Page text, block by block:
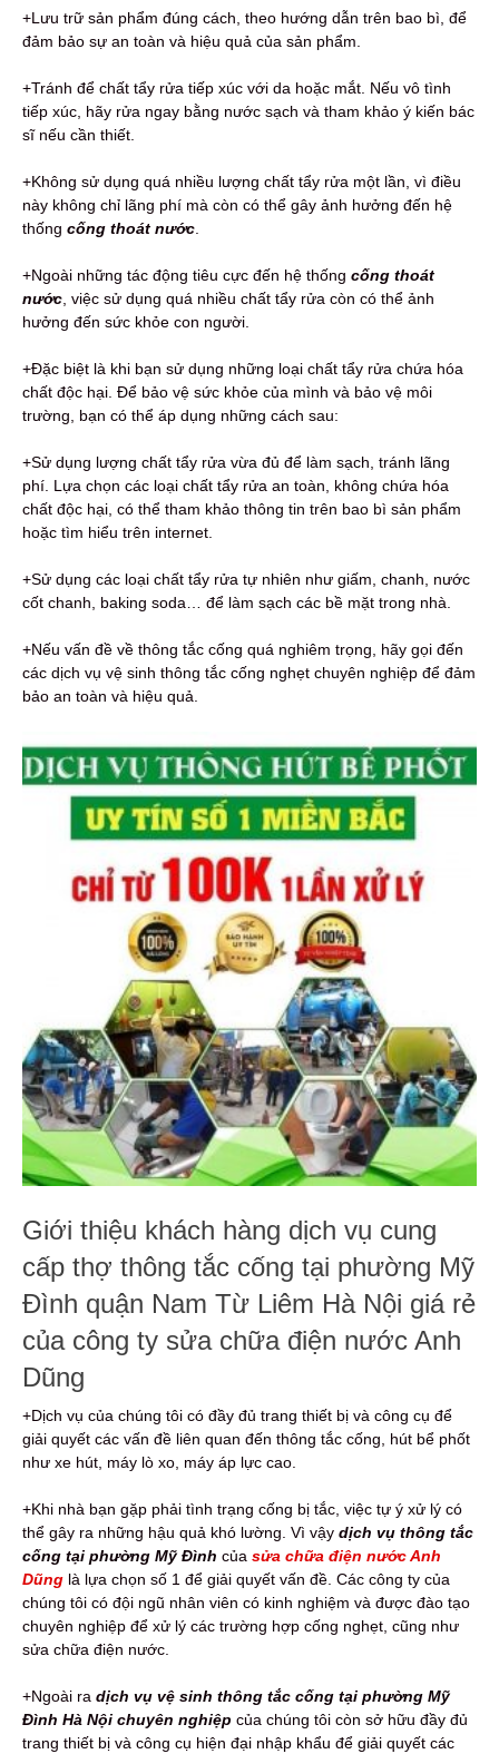
+Lưu trữ sản phẩm đúng cách, theo hướng dẫn trên bao bì, để
đảm bảo sự an toàn và hiệu quả của sản phẩm.
+Tránh để chất tẩy rửa tiếp xúc với da hoặc mắt. Nếu vô tình
tiếp xúc, hãy rửa ngay bằng nước sạch và tham khảo ý kiến bác
sĩ nếu cần thiết.
+Không sử dụng quá nhiều lượng chất tẩy rửa một lần, vì điều
này không chỉ lãng phí mà còn có thể gây ảnh hưởng đến hệ
thống cống thoát nước
+Ngoài những tác động tiêu cực đến hệ thống cống thoát
nước , việc sử dụng quá nhiều chất tẩy rửa còn có thể ảnh
hưởng đến sức khỏe con người.
+Đặc biệt là khi bạn sử dụng những loại chất tẩy rửa chứa hóa
chất độc hại. Để bảo vệ sức khỏe của mình và bảo vệ môi
trường, bạn có thể áp dụng những cách sau:
+Sử dụng lượng chất tẩy rửa vừa đủ để làm sạch, tránh lãng
phí. Lựa chọn các loại chất tẩy rửa an toàn, không chứa hóa
chất độc hại, có thể tham khảo thông tin trên bao bì sản phẩm
hoặc tìm hiểu trên internet.
+Sử dụng các loại chất tẩy rửa tự nhiên như giấm, chanh, nước
cốt chanh, baking soda… để làm sạch các bề mặt trong nhà.
+Nếu vấn đề về thông tắc cống quá nghiêm trọng, hãy gọi đến
các dịch vụ vệ sinh thông tắc cống nghẹt chuyên nghiệp để đảm
bảo an toàn và hiệu quả.
Giới thiệu khách hàng dịch vụ cung
cấp thợ thông tắc cống tại phường Mỹ
Đình quận Nam Từ Liêm Hà Nội giá rẻ
của công ty sửa chữa điện nước Anh
Dũng
+Dịch vụ của chúng tôi có đầy đủ trang thiết bị và công cụ để
giải quyết các vấn đề liên quan đến thông tắc cống, hút bể phốt
như xe hút, máy lò xo, máy áp lực cao.
+Khi nhà bạn gặp phải tình trạng cống bị tắc, việc tự ý xử lý có
thể gây ra những hậu quả khó lường. Vì vậy dịch vụ thông tắc
cống tại phường Mỹ Đình của sửa chữa điện nước Anh
Dũng là lựa chọn số 1 để giải quyết vấn đề. Các công ty của
chúng tôi có đội ngũ nhân viên có kinh nghiệm và được đào tạo
chuyên nghiệp để xử lý các trường hợp cống nghẹt, cũng như
sửa chữa điện nước.
+Ngoài ra dịch vụ vệ sinh thông tắc cống tại phường Mỹ
Đình Hà Nội chuyên nghiệp của chúng tôi còn sở hữu đầy đủ
trang thiết bị và công cụ hiện đại nhập khẩu để giải quyết các